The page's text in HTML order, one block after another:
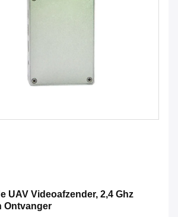
UAV Videoafzender, 2,4 Ghz
Ontvanger